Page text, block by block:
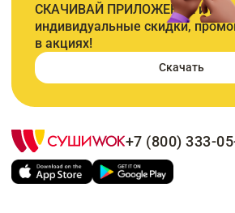
СКАЧИВАЙ ПРИЛОЖЕНИЕ и
индивидуальные скидки,
в акциях!
Скачать
+7 (800) 333-